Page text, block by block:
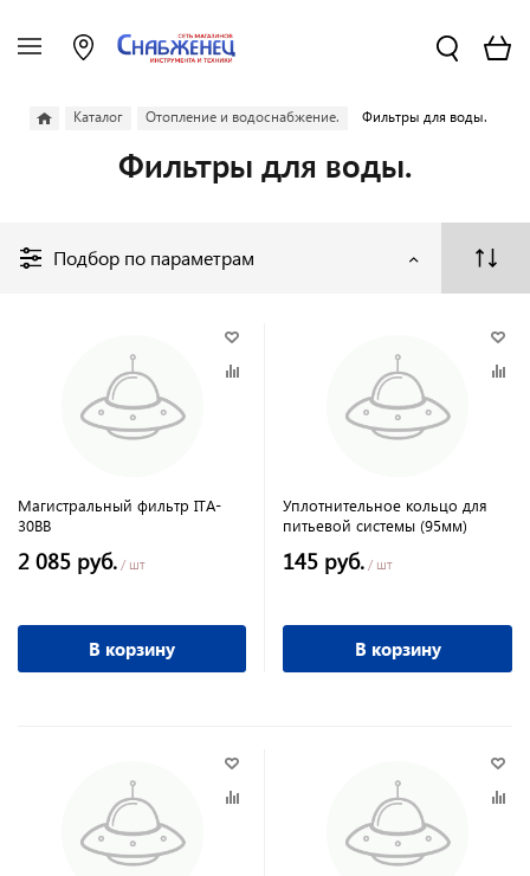
Каталог Отопление и водоснабжение. Фильтры для воды.
Фильтры для воды.
Подбор по параметрам
Магистральный фильтр ITA-
30ВВ
2 085 руб. / шт
В корзину
Уплотнительное кольцо для
питьевой системы (95мм)
145 руб. / шт
В корзину